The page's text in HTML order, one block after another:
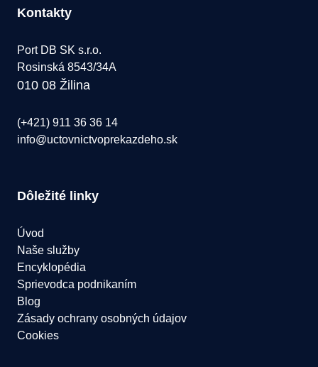
Kontakty
Port DB SK s.r.o.
Rosinská 8543/34A
010 08 Žilina
(+421) 911 36 36 14
info@uctovnictvoprekazdeho.sk
Dôležité linky
Úvod
Naše služby
Encyklopédia
Sprievodca podnikaním
Blog
Zásady ochrany osobných údajov
Cookies